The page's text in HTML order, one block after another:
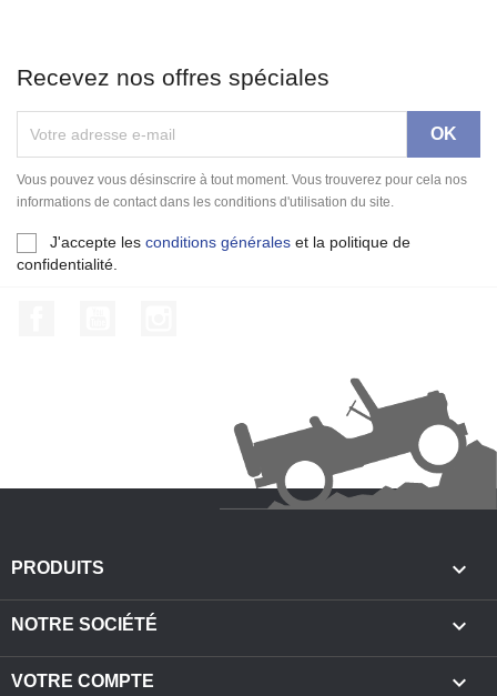
Recevez nos offres spéciales
Vous pouvez vous désinscrire à tout moment. Vous trouverez pour cela nos
informations de contact dans les conditions d'utilisation du site.
J'accepte les conditions générales et la politique de
confidentialité.
PRODUITS 
NOTRE SOCIÉTÉ 
VOTRE COMPTE 